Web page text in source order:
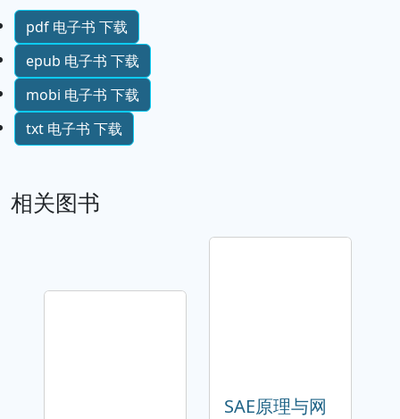
pdf 电子书 下载
epub 电子书 下载
mobi 电子书 下载
txt 电子书 下载
相关图书
SAE原理与网